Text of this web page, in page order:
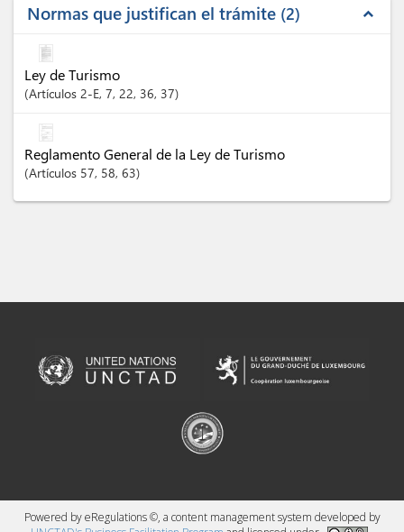
Normas que justifican el trámite 2 expand_less
Ley de Turismo
Artículos 2-E, 7, 22, 36, 37
Reglamento General de la Ley de Turismo
Artículos 57, 58, 63
Powered by eRegulations ©, a content management system developed by